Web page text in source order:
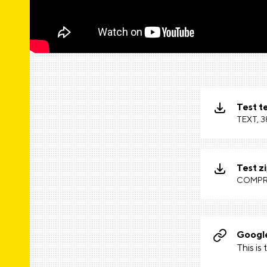
Test
TEXT,
Test
This is